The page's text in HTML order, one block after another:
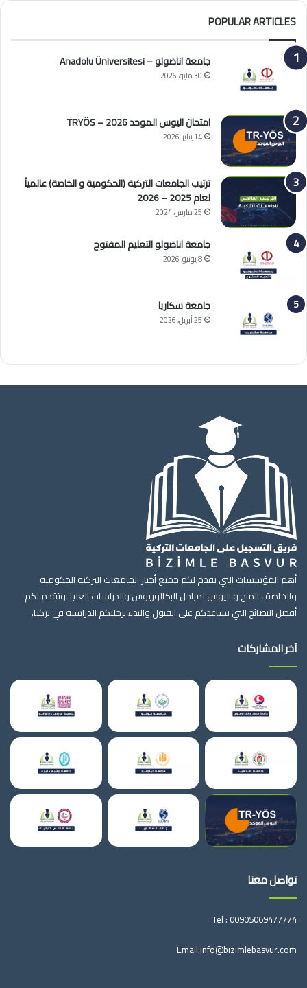
POPULAR ARTICLES
جامعة اناضولو – Anadolu Üniversitesi
30 مايو، 2026
امتحان اليوس الموحد 2026 – TRYÖS
14 يناير، 2026
ترتيب الجامعات التركية (الحكومية و الخاصة) عالمياً
لعام 2025 – 2026
25 مارس، 2024
جامعة اناضولو التعليم المفتوح
8 يونيو، 2026
جامعة سكاريا
25 أبريل، 2026
أهم المؤسسات التي تقدم لكم جميع أخبار الجامعات التركية الحكومية
والخاصة ، المنح و اليوس لمراحل البكالوريوس والدراسات العليا. وتقدم لكم
أفضل النصائح التي تساعدكم على القبول والبدء برحلتكم الدراسية في تركيا.
آخر المشاركات
تواصل معنا
Tel : 00905069477774
Email:info@bizimlebasvur.com